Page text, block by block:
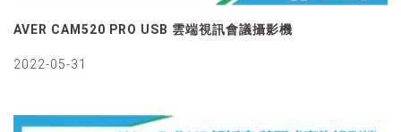
AVER CAM520 PRO USB 雲端視訊會議攝影機
2022-05-31